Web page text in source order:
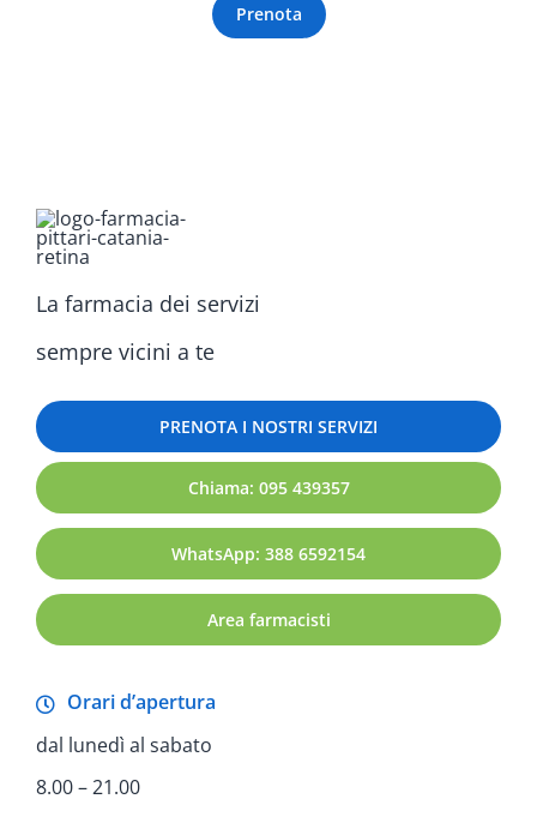
Prenota
La farmacia dei servizi
sempre vicini a te
PRENOTA I NOSTRI SERVIZI
Chiama: 095 439357
WhatsApp: 388 6592154
Area farmacisti
Orari d’apertura
dal lunedì al sabato
8.00 – 21.00